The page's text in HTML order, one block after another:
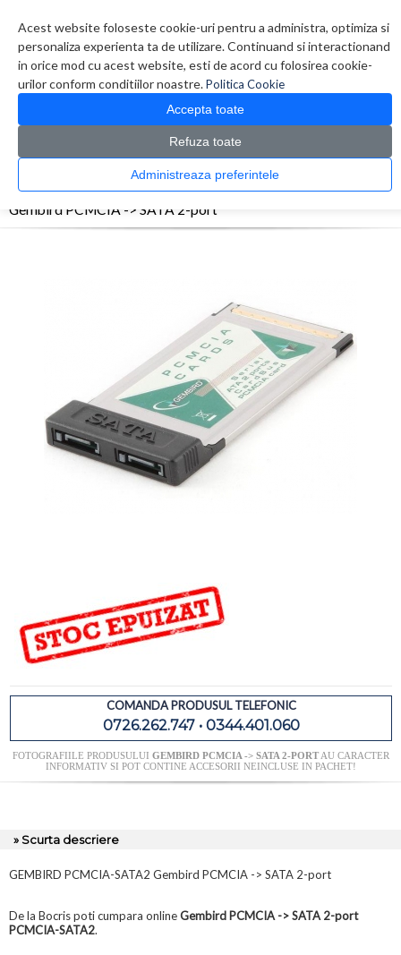
Acest website foloseste cookie-uri pentru a administra, optimiza si
personaliza experienta ta de utilizare. Continuand si interactionand
in orice mod cu acest website, esti de acord cu folosirea cookie-
urilor conform conditiilor noastre.Politica Cookie
Accepta toate
Refuza toate
Administreaza preferintele
0 produs(e)
CATALOG PRODUSE
> Adaptoare/Conectica > Gembird PCMCIA -> SATA 2-port
Gembird PCMCIA -> SATA 2-port
COMANDA PRODUSUL TELEFONIC
0726.262.747 • 0344.401.060
FOTOGRAFIILE PRODUSULUI GEMBIRD PCMCIA -> SATA 2-PORTAU CARACTER
INFORMATIV SI POT CONTINE ACCESORII NEINCLUSE IN PACHET!
» Scurta descriere
GEMBIRD PCMCIA-SATA2 Gembird PCMCIA -> SATA 2-port
De la Bocris poti cumpara onlineGembird PCMCIA -> SATA 2-port
PCMCIA-SATA2.